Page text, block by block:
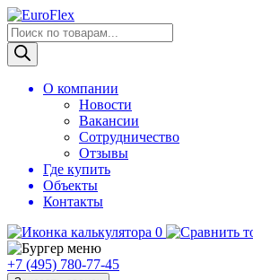
Поиск
товаров
О компании
Новости
Вакансии
Сотрудничество
Отзывы
Где купить
Объекты
Контакты
0
+7 (495) 780-77-45